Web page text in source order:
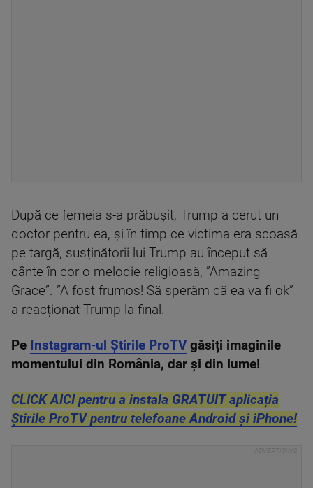
După ce femeia s-a prăbușit, Trump a cerut un
doctor pentru ea, și în timp ce victima era scoasă
pe targă, susținătorii lui Trump au început să
cânte în cor o melodie religioasă, ”Amazing
Grace”. ”A fost frumos! Să sperăm că ea va fi ok”
a reacționat Trump la final.
Pe Instagram-ul Știrile ProTV găsiți imaginile
momentului din România, dar și din lume!
CLICK AICI pentru a instala GRATUIT aplicația
Știrile ProTV pentru telefoane Android și iPhone!